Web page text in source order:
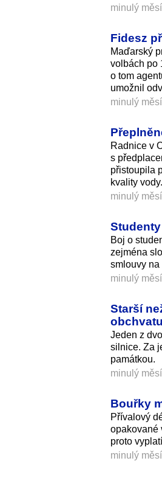
minulý
Fidesz
Maďarský
volbách po
o tom
umožnil
minulý
Radnice v
s
přistoupila
kvality vody.
minulý
Boj o
zejména
smlouvy
minulý
Starší
obchvatu
Jeden z
silnice. Za
památkou.
minulý
Bouřky
Přívalový
opakované
proto
minulý